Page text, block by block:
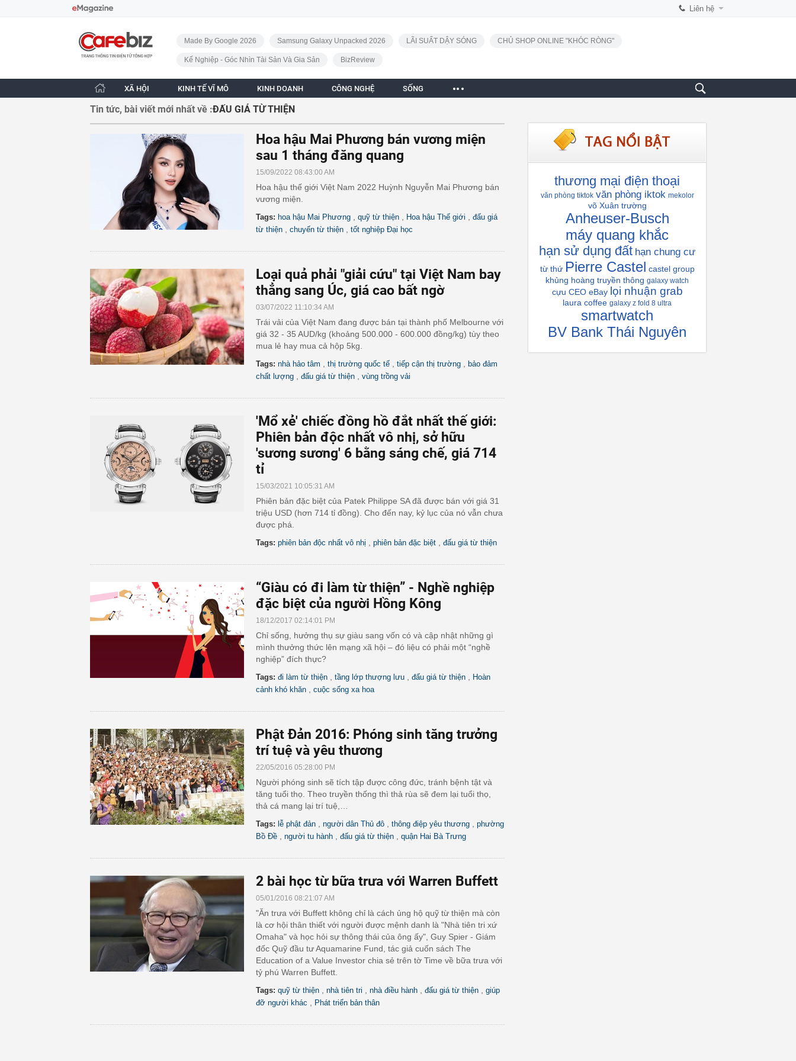
Liên hệ
CafeBiz - Trang chủ
Made By Google 2026
Samsung Galaxy Unpacked 2026 LÃI SUẤT DẬY SÓNG CHỦ SHOP ONLINE "KHÓC RÒNG"
Kế Nghiệp - Góc Nhìn Tài Sản Và Gia Sản BizReview
XÃ HỘI KINH TẾ VĨ MÔ KINH DOANH CÔNG NGHỆ SỐNG
Tin tức, bài viết mới nhất về :ĐẤU GIÁ TỪ THIỆN
Hoa hậu Mai Phương bán vương miện
sau 1 tháng đăng quang
15/09/2022 08:43:00 AM
Hoa hậu thế giới Việt Nam 2022 Huỳnh Nguyễn Mai Phương bán
vương miện.
Tags: hoa hậu Mai Phương quỹ từ thiện Hoa hậu Thế giới
đấu giá
từ thiện
chuyến từ thiện tốt nghiệp Đại học
Loại quả phải "giải cứu" tại Việt Nam bay
thẳng sang Úc, giá cao bất ngờ
03/07/2022 11:10:34 AM
Trái vải của Việt Nam đang được bán tại thành phố Melbourne với
giá 32 - 35 AUD/kg (khoảng 500.000 - 600.000 đồng/kg) tùy theo
mua lẻ hay mua cả hộp 5kg.
Tags: nhà hảo tâm thị trường quốc tế tiếp cận thị trường
bảo đảm
chất lượng
đấu giá từ thiện vùng trồng vải
'Mổ xẻ' chiếc đồng hồ đắt nhất thế giới:
Phiên bản độc nhất vô nhị, sở hữu
'sương sương' 6 bằng sáng chế, giá 714
tỉ
15/03/2021 10:05:31 AM
Phiên bản đặc biệt của Patek Philippe SA đã được bán với giá 31
triệu USD (hơn 714 tỉ đồng). Cho đến nay, kỷ lục của nó vẫn chưa
được phá.
Tags: phiên bản độc nhất vô nhị phiên bản đặc biệt đấu giá từ thiện
“Giàu có đi làm từ thiện” - Nghề nghiệp
đặc biệt của người Hồng Kông
18/12/2017 02:14:01 PM
Chỉ sống, hưởng thụ sự giàu sang vốn có và cập nhật những gì
mình thưởng thức lên mạng xã hội – đó liệu có phải một “nghề
nghiệp” đích thực?
Tags: đi làm từ thiện tầng lớp thượng lưu đấu giá từ thiện
Hoàn
cảnh khó khăn
cuộc sống xa hoa
Phật Đản 2016: Phóng sinh tăng trưởng
trí tuệ và yêu thương
22/05/2016 05:28:00 PM
Người phóng sinh sẽ tích tập được công đức, tránh bệnh tật và
tăng tuổi thọ. Theo truyền thống thì thả rùa sẽ đem lại tuổi thọ,
thả cá mang lại trí tuệ,…
Tags: lễ phật đản người dân Thủ đô thông điệp yêu thương
phường
Bồ Đề
người tu hành đấu giá từ thiện quận Hai Bà Trưng
2 bài học từ bữa trưa với Warren Buffett
05/01/2016 08:21:07 AM
"Ăn trưa với Buffett không chỉ là cách ủng hộ quỹ từ thiện mà còn
là cơ hội thân thiết với người được mệnh danh là "Nhà tiên tri xứ
Omaha" và học hỏi sự thông thái của ông ấy", Guy Spier - Giám
đốc Quỹ đầu tư Aquamarine Fund, tác giả cuốn sách The
Education of a Value Investor chia sẻ trên tờ Time về bữa trưa với
tỷ phú Warren Buffett.
Tags: quỹ từ thiện nhà tiên tri nhà điều hành đấu giá từ thiện
giúp
đỡ người khác
Phát triển bản thân
thương mại điện thoại
văn phòng tiktok văn phòng iktok mekolor
võ Xuân trường
Anheuser-Busch
máy quang khắc
hạn sử dụng đất hạn chung cư
từ thứ Pierre Castel castel group
khủng hoàng truyền thông galaxy watch
cựu CEO eBay lọi nhuận grab
laura coffee galaxy z fold 8 ultra
smartwatch
BV Bank Thái Nguyên